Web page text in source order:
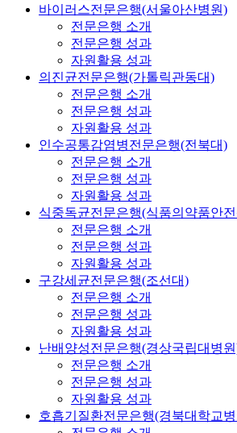
바이러스전문은행(서울아산병원)
전문은행 소개
전문은행 성과
자원활용 성과
의진균전문은행(가톨릭관동대)
전문은행 소개
전문은행 성과
자원활용 성과
인수공통감염병전문은행(전북대)
전문은행 소개
전문은행 성과
자원활용 성과
식중독균전문은행(식품의약품안
전문은행 소개
전문은행 성과
자원활용 성과
구강세균전문은행(조선대)
전문은행 소개
전문은행 성과
자원활용 성과
난배양성전문은행(경상국립대병
전문은행 소개
전문은행 성과
자원활용 성과
호흡기질환전문은행(경북대학교